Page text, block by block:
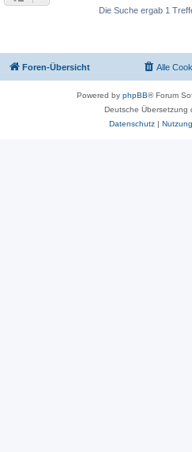
Die Suche ergab 1
Foren-Übersicht Alle
Powered by phpBB® Forum
Deutsche Übersetzung
Datenschutz|